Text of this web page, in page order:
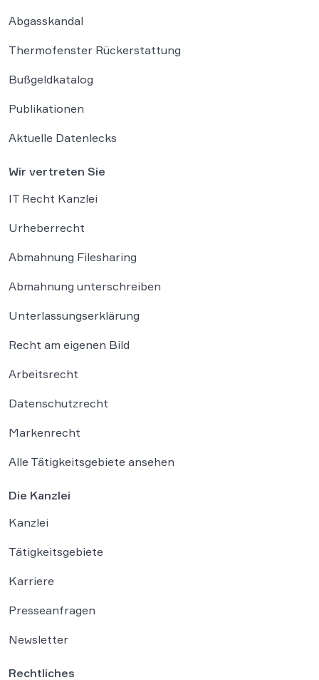
Abgasskandal
Thermofenster Rückerstattung
Bußgeldkatalog
Publikationen
Aktuelle Datenlecks
Wir vertreten Sie
IT Recht Kanzlei
Urheberrecht
Abmahnung Filesharing
Abmahnung unterschreiben
Unterlassungserklärung
Recht am eigenen Bild
Arbeitsrecht
Datenschutzrecht
Markenrecht
Alle Tätigkeitsgebiete ansehen
Die Kanzlei
Kanzlei
Tätigkeitsgebiete
Karriere
Presseanfragen
Newsletter
Rechtliches